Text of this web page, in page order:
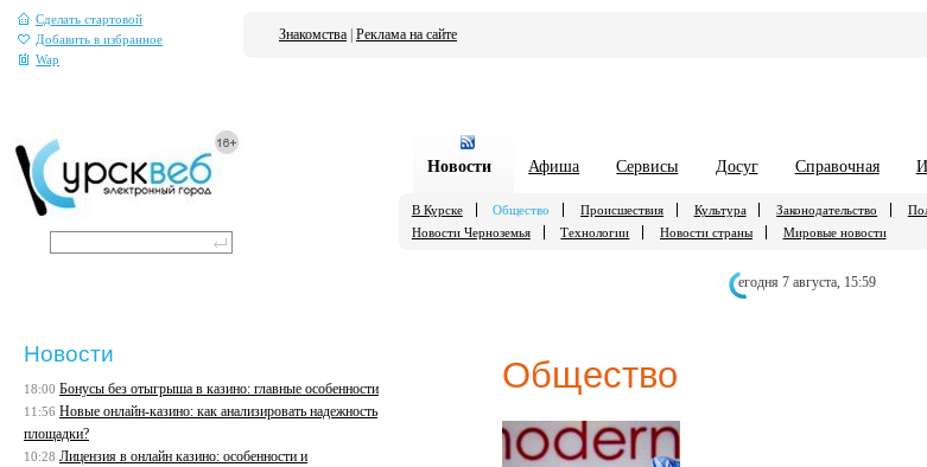
Сделать стартовой
Добавить в избранное
Wap
Знакомства Реклама на сайте
Новости Афиша Сервисы Досуг Справочная
В Курске Общество Происшествия Культура Законодательство
Новости Черноземья
Технологии Новости страны Мировые новости
егодня 7 августа, 15:59
Общество
Новости
18:00 Бонусы без отыгрыша в казино: главные особенности
11:56 Новые онлайн-казино: как анализировать надежность
площадки?
10:28 Лицензия в онлайн казино: особенности и